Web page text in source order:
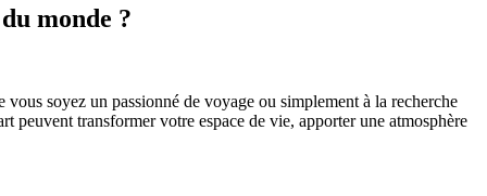
monde ?
soyez un passionné de voyage ou simplement à la recherche
peuvent transformer votre espace de vie, apporter une atmosphère